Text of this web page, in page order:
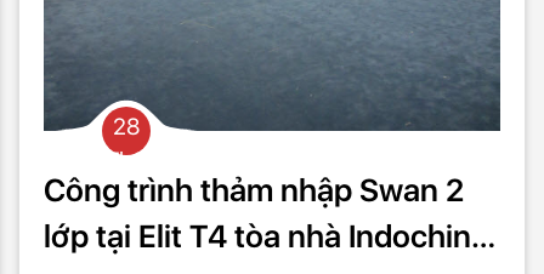
28
Th03
Công trình thảm nhập Swan 2
lớp tại Elit T4 tòa nhà Indochina